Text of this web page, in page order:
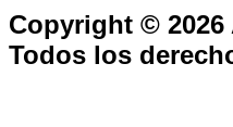
Copyright © 2026
Todos los